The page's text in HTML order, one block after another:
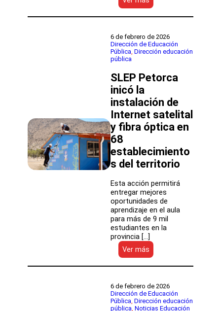
Ministro
Cataldo
inicio
oficial
al
2026
realiza
balance
de
la
gestión
Mineduc
bajo
la
Boric
6 de febrero de 2026
Dirección de Educación
Pública Dirección educación
pública
SLEP Petorca
inicó la
instalación de
Internet satelital
y fibra óptica en
68
establecimiento
s del territorio
Esta acción permitirá
entregar mejores
oportunidades de
aprendizaje en el aula
para más de 9 mil
estudiantes en la
provincia […]
Ver más
SLEP
Petorca
la
instalación
de
6 de febrero de 2026
Dirección de Educación
Pública, Dirección educación
pública, Noticias Educación